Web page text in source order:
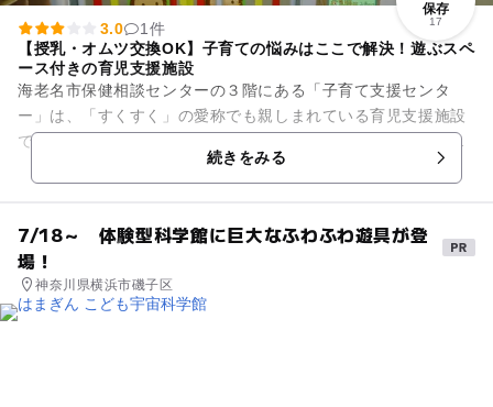
保存
17
3.0
1件
【授乳・オムツ交換OK】子育ての悩みはここで解決！遊ぶスペ
ース付きの育児支援施設
海老名市保健相談センターの３階にある「子育て支援センタ
ー」は、「すくすく」の愛称でも親しまれている育児支援施設
です。子育て中の方はもちろん、これから子育てを始める方向
けの講座や相談事業、情報提供...
続きをみる
7/18～ 体験型科学館に巨大なふわふわ遊具が登
場！
神奈川県横浜市磯子区